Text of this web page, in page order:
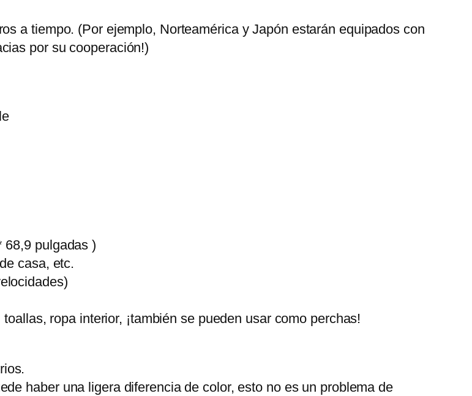
w
a tiempo. (Por ejemplo, Norteamérica y Japón estarán equipados con
por su cooperación!)
68,9 pulgadas )
casa, etc.
ropa interior, ¡también se pueden usar como perchas!
haber una ligera diferencia de color, esto no es un problema de